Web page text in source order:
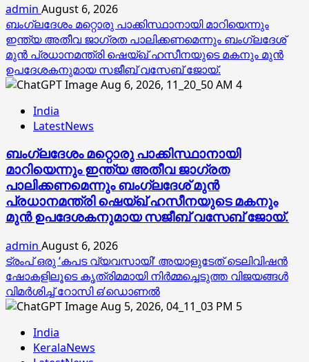
admin August 6, 2026
ബംഗ്ലദേശം മറ്റൊരു പാക്കിസ്ഥാനായി മാറിയെന്നും
ഇന്ത്യ അതീവ ജാഗ്രത പാലിക്കണമെന്നും ബംഗ്ലദേശ്
മുൻ പ്രധാനമന്ത്രി ഷെയ്ഖ് ഹസീനയുടെ മകനും മുൻ
ഉപദേശകനുമായ സജീബ് വസേബ് ജോയ്.
4
India
LatestNews
ബംഗ്ലദേശം മറ്റൊരു പാക്കിസ്ഥാനായി
മാറിയെന്നും ഇന്ത്യ അതീവ ജാഗ്രത
പാലിക്കണമെന്നും ബംഗ്ലദേശ് മുൻ
പ്രധാനമന്ത്രി ഷെയ്ഖ് ഹസീനയുടെ മകനും
മുൻ ഉപദേശകനുമായ സജീബ് വസേബ് ജോയ്.
admin August 6, 2026
ട്രംപ് ഒരു ‘കപട വ്യവസായി’ അയാളുടേത് ടെലിവിഷന്‍
ഷോകളിലൂടെ കൃത്രിമമായി നിര്‍മ്മച്ചെടുത്ത വിജയങ്ങള്‍
വിമര്‍ശിച്ച് റോസി ഒ’ഡൊണല്‍
5
India
KeralaNews